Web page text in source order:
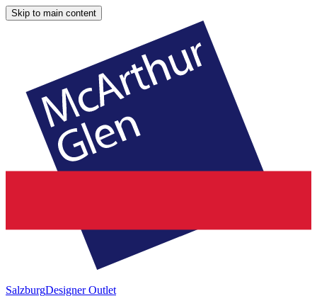
Skip to main content
SalzburgDesigner Outlet